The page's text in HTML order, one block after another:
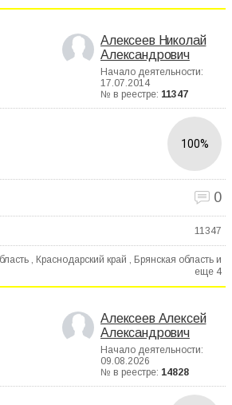
Алексеев Николай
Александрович
Начало деятельности:
17.07.2014
№ в реестре: 11347
100%
0
11347
, Краснодарский край , Брянская область и
еще 4
Алексеев Алексей
Александрович
Начало деятельности:
09.08.2026
№ в реестре: 14828